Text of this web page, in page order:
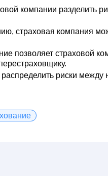
компании разделить
страховая компания
позволяет страховой
риски